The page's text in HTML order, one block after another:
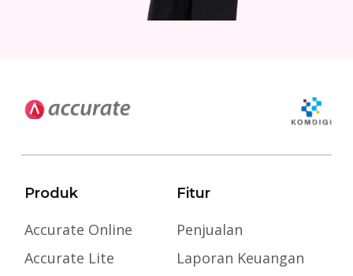
Produk
Accurate Online
Accurate Lite
Fitur
Penjualan
Laporan Keuangan